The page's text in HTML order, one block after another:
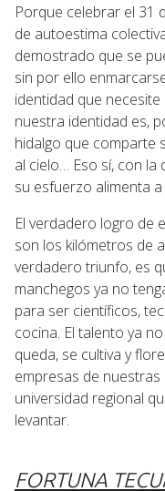
Porque celebrar el 31
de autoestima
demostrado que se
sin por ello
identidad que
nuestra identidad es,
hidalgo que comparte
al cielo… Eso sí, con la
su esfuerzo alimenta
El verdadero logro de
son los kilómetros de
verdadero triunfo, es
manchegos ya no
para ser científicos,
cocina. El talento ya
queda, se cultiva y
empresas de nuestras
universidad regional
levantar.
FORTUNA